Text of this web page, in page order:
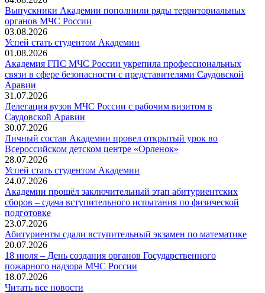
Выпускники Академии пополнили ряды территориальных
органов МЧС России
03.08.2026
Успей стать студентом Академии
01.08.2026
Академия ГПС МЧС России укрепила профессиональных
связи в сфере безопасности с представителями Саудовской
Аравии
31.07.2026
Делегация вузов МЧС России с рабочим визитом в
Саудовской Аравии
30.07.2026
Личный состав Академии провел открытый урок во
Всероссийском детском центре «Орленок»
28.07.2026
️Успей стать студентом Академии
24.07.2026
Академии прошёл заключительный этап абитуриентских
сборов – сдача вступительного испытания по физической
подготовке
23.07.2026
Абитуриенты сдали вступительный экзамен по математике
20.07.2026
18 июля – День создания органов Государственного
пожарного надзора МЧС России
18.07.2026
Читать все новости